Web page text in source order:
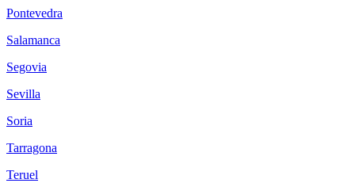
Pontevedra
Salamanca
Segovia
Sevilla
Soria
Tarragona
Teruel